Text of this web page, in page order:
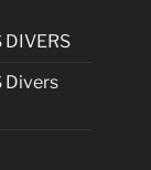
DIVERS
Divers